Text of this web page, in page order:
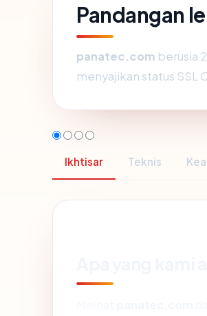
Pandangan
panatec.com berusia
menyajikan status SSL
Ikhtisar Teknis